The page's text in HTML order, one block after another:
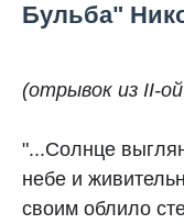
Бульба"
(отрывок из II-
"...Солнце
небе и
своим облило